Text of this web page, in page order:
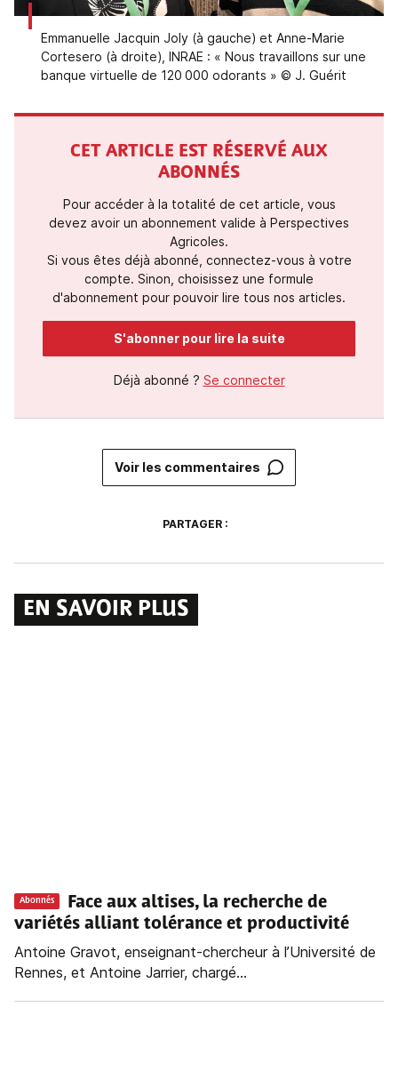
Emmanuelle Jacquin Joly (à gauche) et Anne-Marie
Cortesero (à droite), INRAE : « Nous travaillons sur une
banque virtuelle de 120 000 odorants » © J. Guérit
CET ARTICLE EST RÉSERVÉ AUX
ABONNÉS
Pour accéder à la totalité de cet article, vous
devez avoir un abonnement valide à Perspectives
Agricoles.
Si vous êtes déjà abonné, connectez-vous à votre
compte. Sinon, choisissez une formule
d'abonnement pour pouvoir lire tous nos articles.
S'abonner pour lire la suite
Déjà abonné ? Se connecter
Voir les commentaires
PARTAGER :
EN SAVOIR PLUS
Abonnés
Face aux altises, la recherche de
variétés alliant tolérance et productivité
Antoine Gravot, enseignant-chercheur à l’Université de
Rennes, et Antoine Jarrier, chargé...